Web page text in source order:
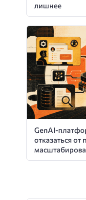
лишнее
GenAI-
отказаться от